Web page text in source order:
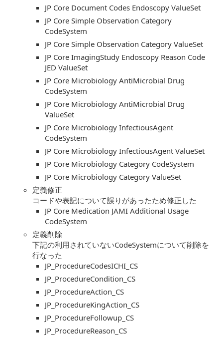
JP Core Document Codes Endoscopy ValueSet
JP Core Simple Observation Category
CodeSystem
JP Core Simple Observation Category ValueSet
JP Core ImagingStudy Endoscopy Reason Code
JED ValueSet
JP Core Microbiology AntiMicrobial Drug
CodeSystem
JP Core Microbiology AntiMicrobial Drug
ValueSet
JP Core Microbiology InfectiousAgent
CodeSystem
JP Core Microbiology InfectiousAgent ValueSet
JP Core Microbiology Category CodeSystem
JP Core Microbiology Category ValueSet
定義修正
コードや表記について誤りがあったため修正した
JP Core Medication JAMI Additional Usage
CodeSystem
定義削除
下記の利用されていないCodeSystemについて削除を
行なった
JP_ProcedureCodesICHI_CS
JP_ProcedureCondition_CS
JP_ProcedureAction_CS
JP_ProcedureKingAction_CS
JP_ProcedureFollowup_CS
JP_ProcedureReason_CS